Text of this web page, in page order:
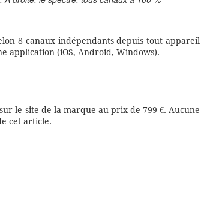
8 canaux indépendants depuis tout appareil
application (iOS, Android, Windows).
le site de la marque au prix de 799 €. Aucune
cet article.